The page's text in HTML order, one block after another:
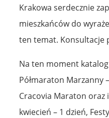
Krakowa serdecznie
mieszkańców do
ten temat. Konsultacje
Na ten moment
Półmaraton Marzanny
Cracovia Maraton oraz
kwiecień – 1 dzień,